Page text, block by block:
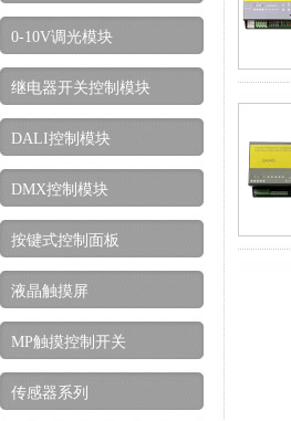
0-10V调光模块
继电器开关控制模块
DALI控制模块
DMX控制模块
按键式控制面板
液晶触摸屏
MP触摸控制开关
传感器系列